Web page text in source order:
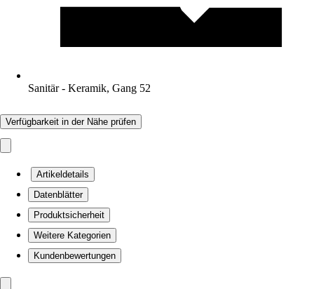
Sanitär - Keramik, Gang 52
Verfügbarkeit in der Nähe prüfen
Artikeldetails
Datenblätter
Produktsicherheit
Weitere Kategorien
Kundenbewertungen